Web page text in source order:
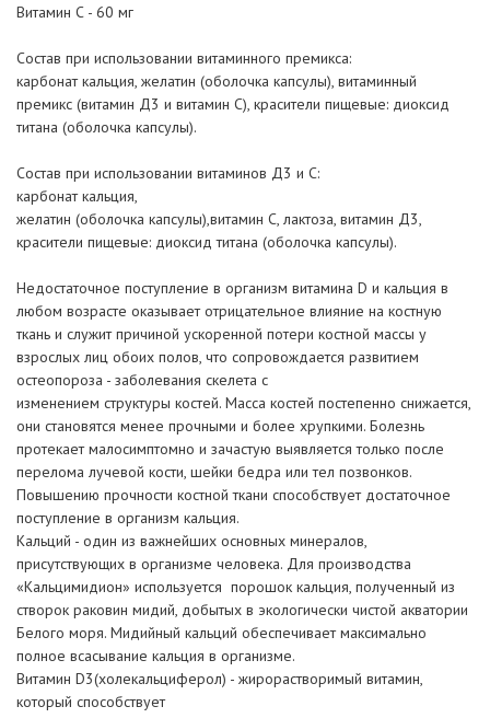
Витамин С - 60 мг
Состав при использовании витаминного премикса:
карбонат кальция, желатин (оболочка капсулы), витаминный
премикс (витамин Д3 и витамин С), красители пищевые: диоксид
титана (оболочка капсулы).
Состав при использовании витаминов Д3 и С:
карбонат кальция,
желатин (оболочка капсулы),витамин С, лактоза, витамин Д3,
красители пищевые: диоксид титана (оболочка капсулы).
Недостаточное поступление в организм витамина D и кальция в
любом возрасте оказывает отрицательное влияние на костную
ткань и служит причиной ускоренной потери костной массы у
взрослых лиц обоих полов, что сопровождается развитием
остеопороза - заболевания скелета с
изменением структуры костей. Масса костей постепенно снижается,
они становятся менее прочными и более хрупкими. Болезнь
протекает малосимптомно и зачастую выявляется только после
перелома лучевой кости, шейки бедра или тел позвонков.
Повышению прочности костной ткани способствует достаточное
поступление в организм кальция.
Кальций - один из важнейших основных минералов,
присутствующих в организме человека. Для производства
«Кальцимидион» используется порошок кальция, полученный из
створок раковин мидий, добытых в экологически чистой акватории
Белого моря. Мидийный кальций обеспечивает максимально
полное всасывание кальция в организме.
Витамин D3(холекальциферол) - жирорастворимый витамин,
который способствует